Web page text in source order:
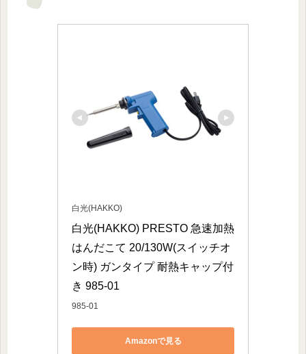
白光(HAKKO)
白光(HAKKO) PRESTO 急速加熱
はんだこて 20/130W(スイッチオ
ン時) ガンタイプ 耐熱キャップ付
き 985-01
985-01
Amazonで見る